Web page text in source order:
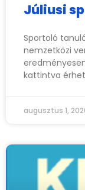
Júliusi
Sportoló
nemzetközi
kattintva
augusztus 1,